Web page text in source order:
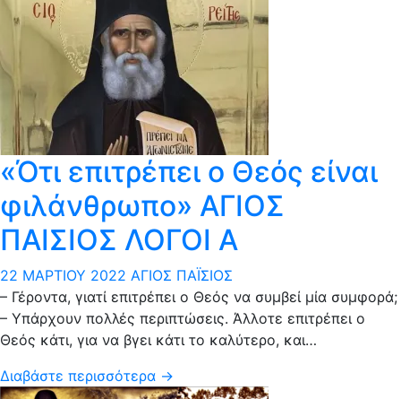
«Ότι επιτρέπει ο Θεός είναι
φιλάνθρωπο» ΑΓΙΟΣ
ΠΑΙΣΙΟΣ ΛΟΓΟΙ Α
22 ΜΑΡΤΊΟΥ 2022 ΆΓΙΟΣ ΠΑΪ́ΣΙΟΣ
– Γέροντα, γιατί επιτρέπει ο Θεός να συμβεί μία συμφορά;
– Υπάρχουν πολλές περιπτώσεις. Άλλοτε επιτρέπει ο
Θεός κάτι, για να βγει κάτι το καλύτερο, και…
Διαβάστε περισσότερα →